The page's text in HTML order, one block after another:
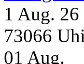
1 Aug. 26
73066
01 Aug.